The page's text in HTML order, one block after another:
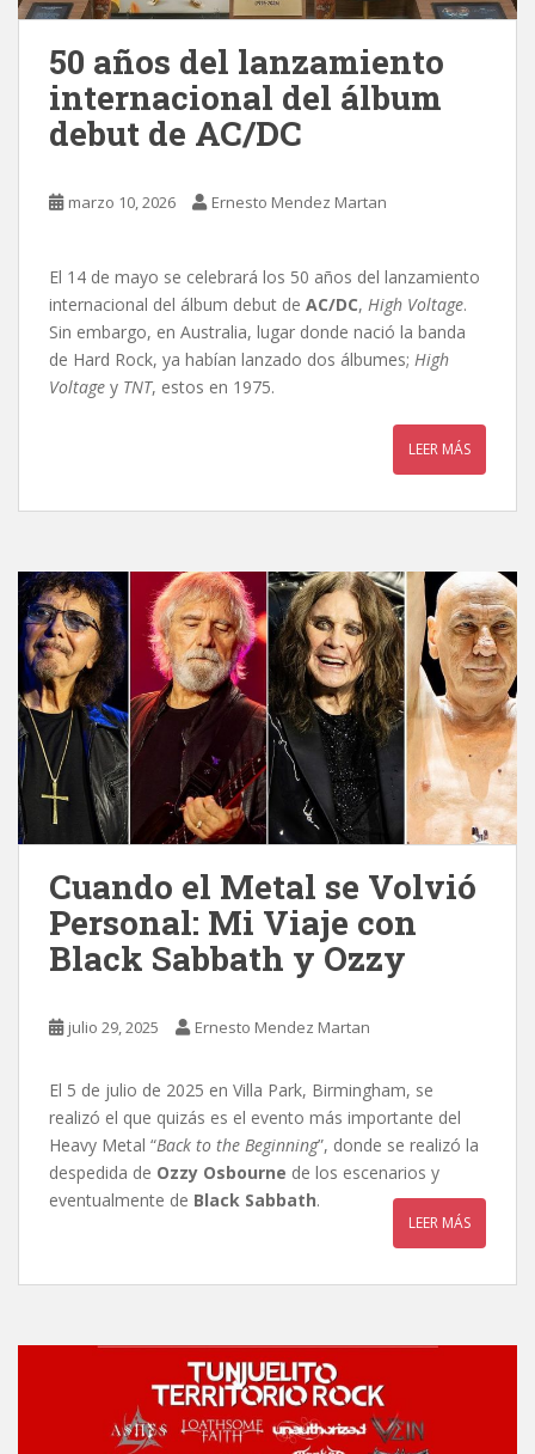
50 años del lanzamiento
internacional del álbum
debut de AC/DC
marzo 10, 2026 Ernesto Mendez Martan
El 14 de mayo se celebrará los 50 años del lanzamiento
internacional del álbum debut de AC/DC, High Voltage.
Sin embargo, en Australia, lugar donde nació la banda
de Hard Rock, ya habían lanzado dos álbumes; High
Voltage y TNT, estos en 1975.
LEER MÁS
Cuando el Metal se Volvió
Personal: Mi Viaje con
Black Sabbath y Ozzy
julio 29, 2025 Ernesto Mendez Martan
El 5 de julio de 2025 en Villa Park, Birmingham, se
realizó el que quizás es el evento más importante del
Heavy Metal “Back to the Beginning”, donde se realizó la
despedida de Ozzy Osbourne de los escenarios y
eventualmente de Black Sabbath.
LEER MÁS